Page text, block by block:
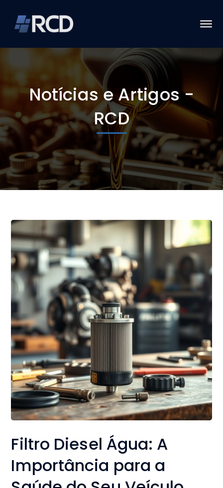
Notícias e Artigos -
RCD
Filtro Diesel Água: A
Importância para a